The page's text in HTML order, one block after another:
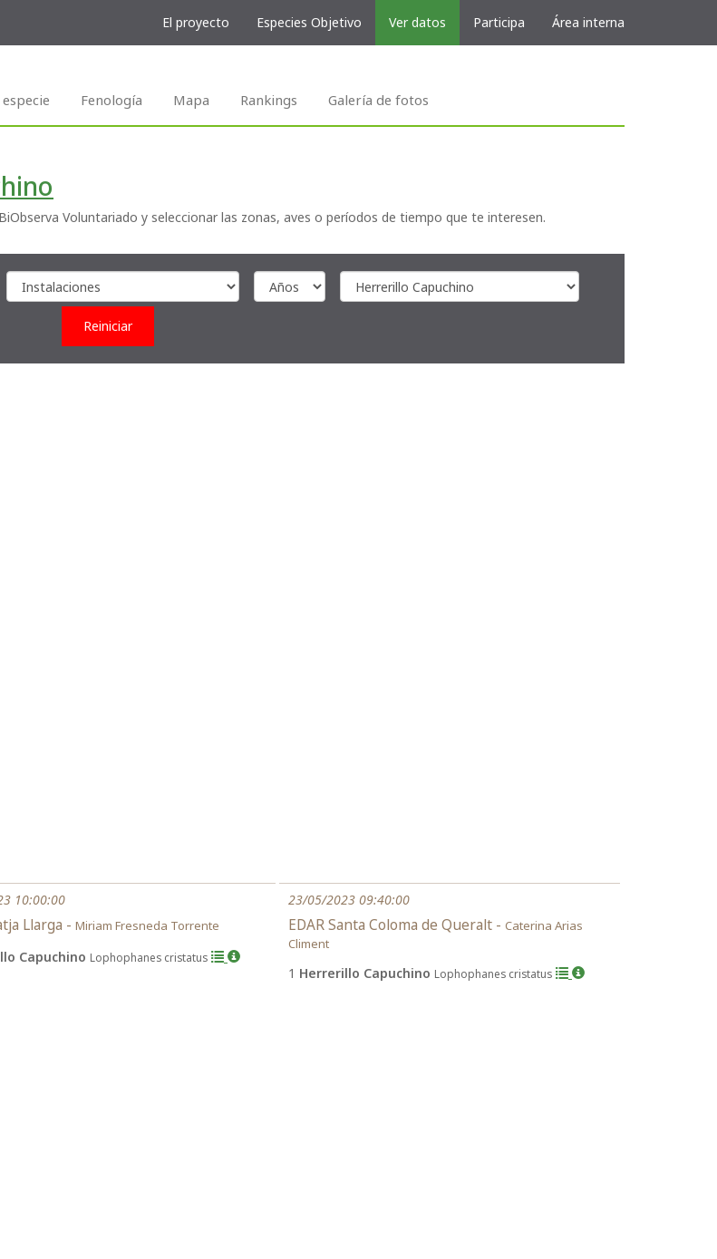
El proyecto Especies Objetivo Ver datos Participa Área interna
Fenología Mapa Rankings Galería de fotos
Voluntariado y seleccionar las zonas, aves o períodos de tiempo que te interesen.
Reiniciar
10:00:00
Llarga - Miriam Fresneda Torrente
Capuchino Lophophanes cristatus
23/05/2023 09:40:00
EDAR Santa Coloma de Queralt - Caterina Arias
Climent
1 Herrerillo Capuchino Lophophanes cristatus